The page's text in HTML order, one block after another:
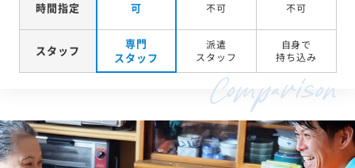
時間指定 可 不可 不可
スタッフ
専門
スタッフ
派遣
スタッフ
自身で
持ち込み